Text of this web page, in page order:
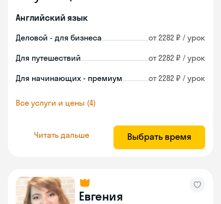
Английский язык
Деловой - для бизнеса от 2282 ₽ / урок
Для путешествий от 2282 ₽ / урок
Для начинающих - премиум от 2282 ₽ / урок
Все услуги и цены (4)
Читать дальше Выбрать время
Евгения